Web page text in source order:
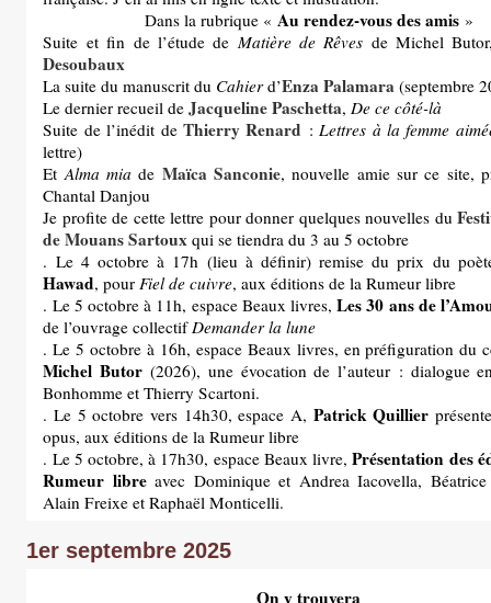
Dans la rubrique « Au rendez-vous des amis»
Suite et fin de l’étude de Matière de Rêves de Michel
Desoubaux
La suite du manuscrit du Cahierd’Enza Palamara (septembre
Le dernier recueil deJacqueline Paschetta,De ce côté-là
Suite de l’inédit de Thierry Renard :Lettres à la femme
lettre)
EtAlma mia de Maïca Sanconie, nouvelle amie sur ce site,
Chantal Danjou
Je profite de cette lettre pour donner quelques nouvelles du
de Mouans Sartoux qui se tiendra du 3 au 5 octobre
. Le 4 octobre à 17h (lieu à définir) remise du prix du
Hawad, pourFiel de cuivre, aux éditions de la Rumeur libre
. Le 5 octobre à 11h, espace Beaux livres,Les 30 ans de
de l’ouvrage collectifDemander la lune
. Le 5 octobre à 16h, espace Beaux livres, en préfiguration du
Michel Butor (2026), une évocation de l’auteur : dialogue
Bonhomme et Thierry Scartoni.
. Le 5 octobre vers 14h30, espace A, Patrick Quillier
opus, aux éditions de la Rumeur libre
. Le 5 octobre, à 17h30, espace Beaux livre,Présentation des
Rumeur libreavec Dominique et Andrea Iacovella,
Alain Freixe et Raphaël Monticelli.
1er septembre 2025
On y trouvera